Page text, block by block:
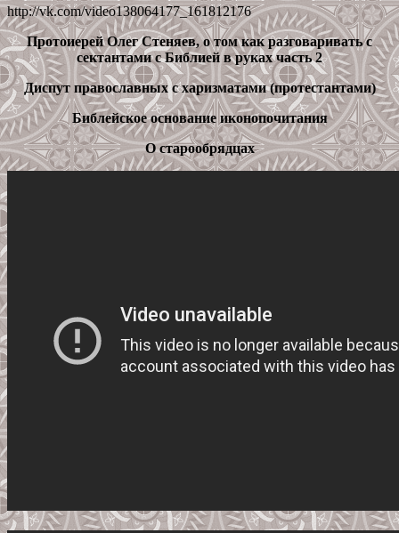
http://vk.com/video138064177_161812176
Протоиерей Олег Стеняев, о том как разговаривать с
сектантами с Библией в руках часть 2
Диспут православных с харизматами (протестантами)
Библейское основание иконопочитания
О старообрядцах